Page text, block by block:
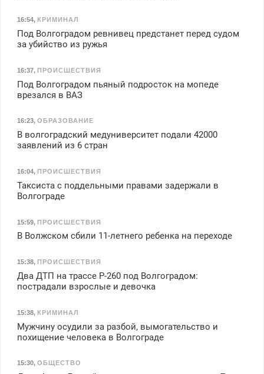
16:54, КРИМИНАЛ
Под Волгоградом ревнивец предстанет перед судом
за убийство из ружья
16:37, ПРОИСШЕСТВИЯ
Под Волгоградом пьяный подросток на мопеде
врезался в ВАЗ
16:23, ОБРАЗОВАНИЕ
В волгоградский медуниверситет подали 42000
заявлений из 6 стран
16:04, ПРОИСШЕСТВИЯ
Таксиста с поддельными правами задержали в
Волгограде
15:59, ПРОИСШЕСТВИЯ
В Волжском сбили 11-летнего ребенка на переходе
15:38, ПРОИСШЕСТВИЯ
Два ДТП на трассе Р-260 под Волгоградом:
пострадали взрослые и девочка
15:38, КРИМИНАЛ
Мужчину осудили за разбой, вымогательство и
похищение человека в Волгограде
15:30, ОБЩЕСТВО